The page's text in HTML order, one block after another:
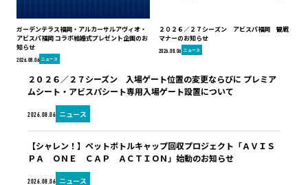
ガーデンテラス福岡・アルカーサルアヴィオ・
アビスパ福岡 コラボ結婚式プレゼント企画のお
知らせ
2026.08.06 ニュース
２０２６／２７シーズン アビスパ福岡 観戦
マナーのお知らせ
2026.08.06 ニュース
2026.08.06 ニュース
２０２６／２７シーズン 入場ゲート位置の変更ならびに プレミア
ムシート・アビスパシート専用入場ゲート設置について
2026.08.06 ニュース
【シャレン！】ペットボトルキャップ回収プロジェクト「ＡＶＩＳ
ＰＡ ＯＮＥ ＣＡＰ ＡＣＴＩＯＮ」始動のお知らせ